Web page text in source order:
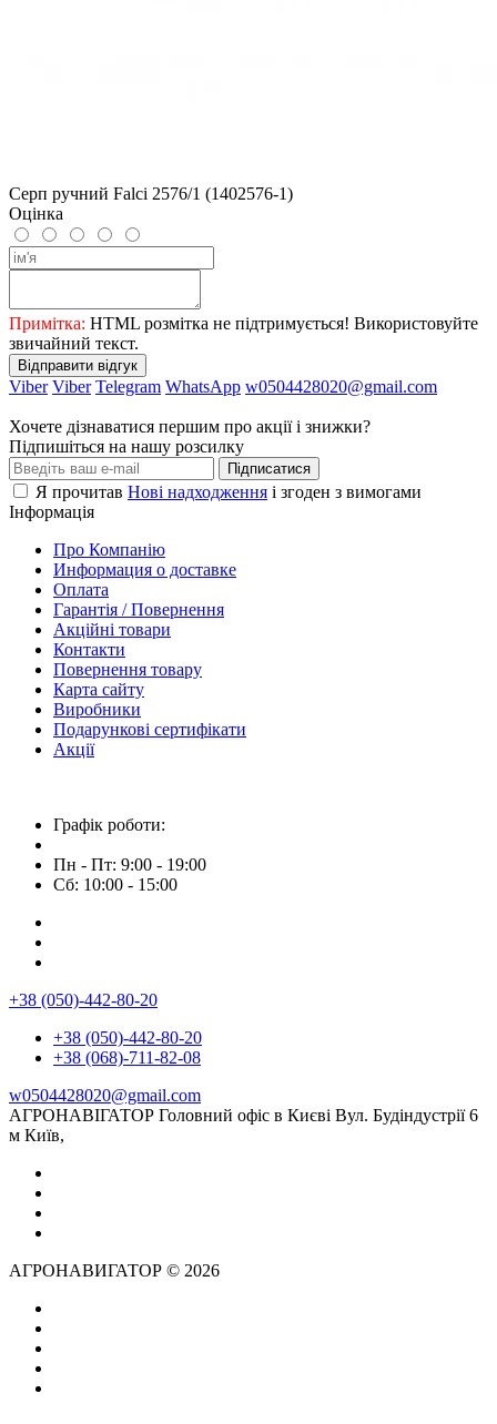
Серп ручний Falci 2576/1 (1402576-1)
Оцінка
Примітка: HTML розмітка не підтримується! Використовуйте
звичайний текст.
Відправити відгук
Viber Viber Telegram WhatsApp w0504428020@gmail.com
Хочете дізнаватися першим про акції і знижки?
Підпишіться на нашу розсилку
Підписатися
Я прочитав Нові надходження і згоден з вимогами
Інформація
Про Компанію
Информация о доставке
Оплата
Гарантія / Повернення
Акційні товари
Контакти
Повернення товару
Карта сайту
Виробники
Подарункові сертифікати
Акції
Графік роботи:
Пн - Пт: 9:00 - 19:00
Сб: 10:00 - 15:00
+38 (050)-442-80-20
+38 (050)-442-80-20
+38 (068)-711-82-08
w0504428020@gmail.com
АГРОНАВІГАТОР Головний офіс в Києві Вул. Будіндустрії 6
м Київ,
АГРОНАВИГАТОР © 2026